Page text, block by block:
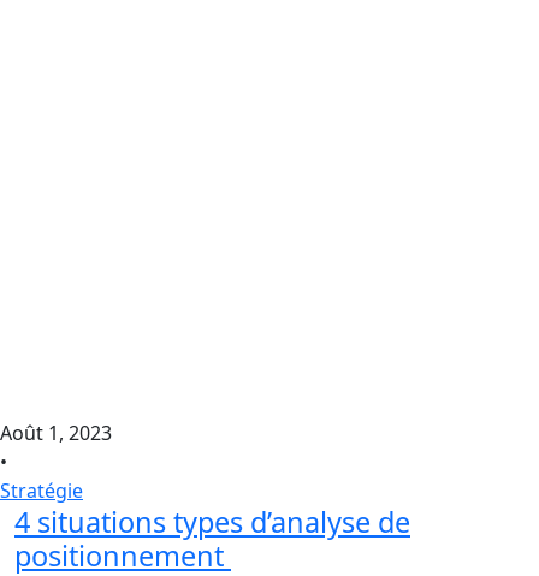
Août 1, 2023
•
Stratégie
4 situations types d’analyse de
positionnement